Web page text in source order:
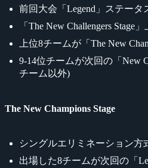
前回大会「Legend」ステータ
「The New Challengers Stage
上位8チームが「The New
9-14位チームが次回の「New
チーム以外)
The New Champions Stage
シングルエリミネーション方
出場した8チームが次回の「